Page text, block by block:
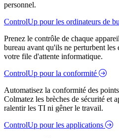
personnel.
ControlUp pour les ordinateurs de
Prenez le contrôle de chaque
bureau avant qu'ils ne perturbent
votre file d'attente informatique.
ControlUp pour la conformité
Automatisez la conformité des
Colmatez les brèches de sécurité et
ralentir les TI ni gêner le travail.
ControlUp pour les applications